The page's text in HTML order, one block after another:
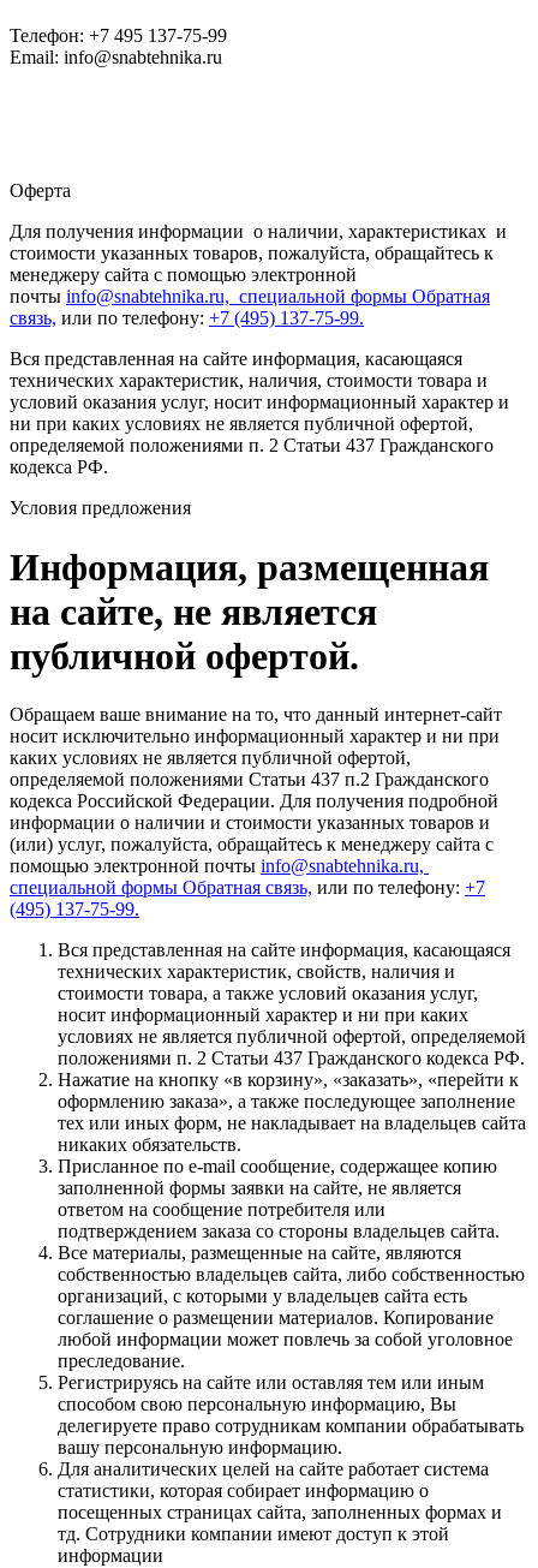
Телефон: +7 495 137-75-99
Email: info@snabtehnika.ru
Оферта
Для получения информации о наличии, характеристиках и
стоимости указанных товаров, пожалуйста, обращайтесь к
менеджеру сайта с помощью электронной
почты info@snabtehnika.ru, специальной формы Обратная
связь, или по телефону: +7 (495) 137-75-99.
Вся представленная на сайте информация, касающаяся
технических характеристик, наличия, стоимости товара и
условий оказания услуг, носит информационный характер и
ни при каких условиях не является публичной офертой,
определяемой положениями п. 2 Статьи 437 Гражданского
кодекса РФ.
Условия предложения
Информация, размещенная
на сайте, не является
публичной офертой.
Обращаем ваше внимание на то, что данный интернет-сайт
носит исключительно информационный характер и ни при
каких условиях не является публичной офертой,
определяемой положениями Статьи 437 п.2 Гражданского
кодекса Российской Федерации. Для получения подробной
информации о наличии и стоимости указанных товаров и
(или) услуг, пожалуйста, обращайтесь к менеджеру сайта с
помощью электронной почты info@snabtehnika.ru,
специальной формы Обратная связь, или по телефону: +7
(495) 137-75-99.
Вся представленная на сайте информация, касающаяся
технических характеристик, свойств, наличия и
стоимости товара, а также условий оказания услуг,
носит информационный характер и ни при каких
условиях не является публичной офертой, определяемой
положениями п. 2 Статьи 437 Гражданского кодекса РФ.
Нажатие на кнопку «в корзину», «заказать», «перейти к
оформлению заказа», а также последующее заполнение
тех или иных форм, не накладывает на владельцев сайта
никаких обязательств.
Присланное по e-mail сообщение, содержащее копию
заполненной формы заявки на сайте, не является
ответом на сообщение потребителя или
подтверждением заказа со стороны владельцев сайта.
Все материалы, размещенные на сайте, являются
собственностью владельцев сайта, либо собственностью
организаций, с которыми у владельцев сайта есть
соглашение о размещении материалов. Копирование
любой информации может повлечь за собой уголовное
преследование.
Регистрируясь на сайте или оставляя тем или иным
способом свою персональную информацию, Вы
делегируете право сотрудникам компании обрабатывать
вашу персональную информацию.
Для аналитических целей на сайте работает система
статистики, которая собирает информацию о
посещенных страницах сайта, заполненных формах и
тд. Сотрудники компании имеют доступ к этой
информации